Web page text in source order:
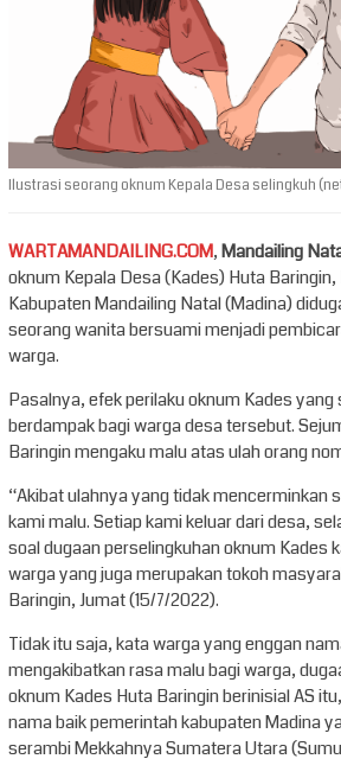
Ilustrasi seorang oknum Kepala Desa selingkuh
WARTAMANDAILING.COM,Mandailing
oknum Kepala Desa (Kades) Huta
Kabupaten Mandailing Natal (Madina)
seorang wanita bersuami menjadi
warga.
Pasalnya, efek perilaku oknum Kades
berdampak bagi warga desa tersebut.
Baringin mengaku malu atas ulah orang
“Akibat ulahnya yang tidak mencerminkan
kami malu. Setiap kami keluar dari desa,
soal dugaan perselingkuhan oknum Kades
warga yang juga merupakan tokoh
Baringin, Jumat (15/7/2022).
Tidak itu saja, kata warga yang enggan
mengakibatkan rasa malu bagi warga,
oknum Kades Huta Baringin berinisial AS
nama baik pemerintah kabupaten Madina
serambi Mekkahnya Sumatera Utara